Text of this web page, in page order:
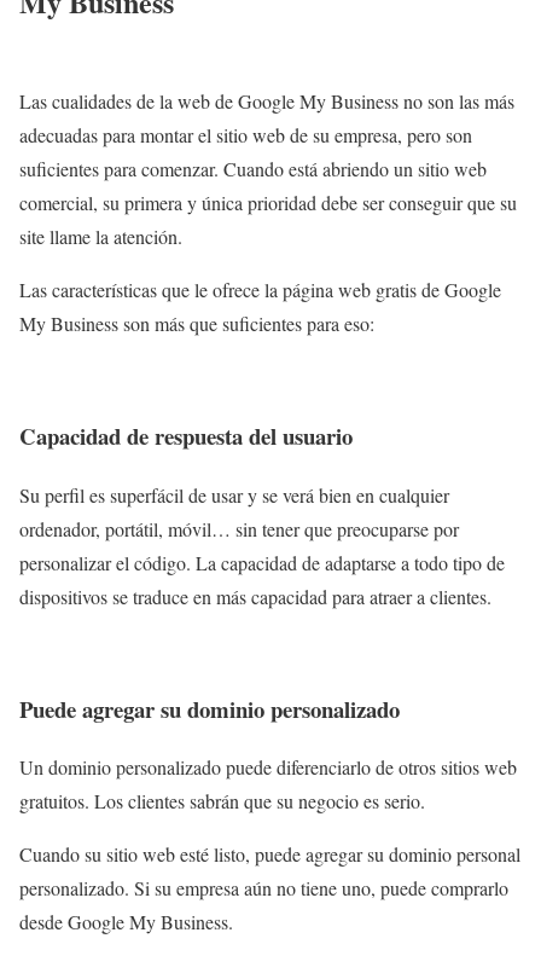
Las cualidades de la web de Google My Business no son las más
adecuadas para montar el sitio web de su empresa, pero son
suficientes para comenzar. Cuando está abriendo un sitio web
comercial, su primera y única prioridad debe ser conseguir que su
site llame la atención.
Las características que le ofrece la página web gratis de Google
My Business son más que suficientes para eso:
Capacidad de respuesta del usuario
Su perfil es superfácil de usar y se verá bien en cualquier
ordenador, portátil, móvil… sin tener que preocuparse por
personalizar el código. La capacidad de adaptarse a todo tipo de
dispositivos se traduce en más capacidad para atraer a clientes.
Puede agregar su dominio personalizado
Un dominio personalizado puede diferenciarlo de otros sitios web
gratuitos. Los clientes sabrán que su negocio es serio.
Cuando su sitio web esté listo, puede agregar su dominio personal
personalizado. Si su empresa aún no tiene uno, puede comprarlo
desde Google My Business.